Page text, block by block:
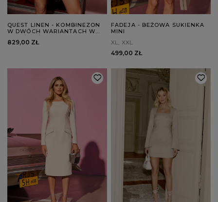
QUEST LINEN - KOMBINEZON
W DWÓCH WARIANTACH W
829,00 ZŁ
FADEJA - BEŻOWA SUKIENKA
MINI
XL
XXL
499,00 ZŁ